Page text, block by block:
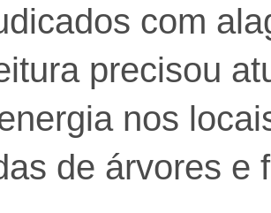
com
precisou
nos
de árvores e